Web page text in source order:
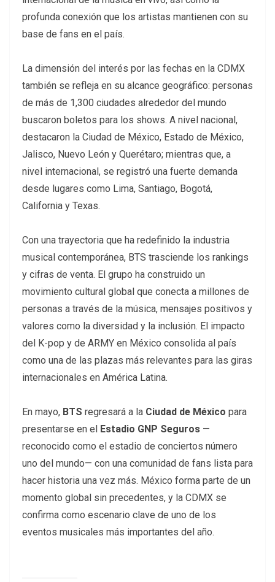
profunda conexión que los artistas mantienen con su
base de fans en el país.
La dimensión del interés por las fechas en la CDMX
también se refleja en su alcance geográfico: personas
de más de 1,300 ciudades alrededor del mundo
buscaron boletos para los shows. A nivel nacional,
destacaron la Ciudad de México, Estado de México,
Jalisco, Nuevo León y Querétaro; mientras que, a
nivel internacional, se registró una fuerte demanda
desde lugares como Lima, Santiago, Bogotá,
California y Texas.
Con una trayectoria que ha redefinido la industria
musical contemporánea, BTS trasciende los rankings
y cifras de venta. El grupo ha construido un
movimiento cultural global que conecta a millones de
personas a través de la música, mensajes positivos y
valores como la diversidad y la inclusión. El impacto
del K-pop y de ARMY en México consolida al país
como una de las plazas más relevantes para las giras
internacionales en América Latina.
En mayo, BTS regresará a la Ciudad de México para
presentarse en el Estadio GNP Seguros —
reconocido como el estadio de conciertos número
uno del mundo— con una comunidad de fans lista para
hacer historia una vez más. México forma parte de un
momento global sin precedentes, y la CDMX se
confirma como escenario clave de uno de los
eventos musicales más importantes del año.